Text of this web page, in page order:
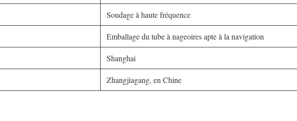
Soudage à haute fréquence
Emballage du tube à nageoires apte à la navigation
Shanghai
Zhangjiagang, en Chine